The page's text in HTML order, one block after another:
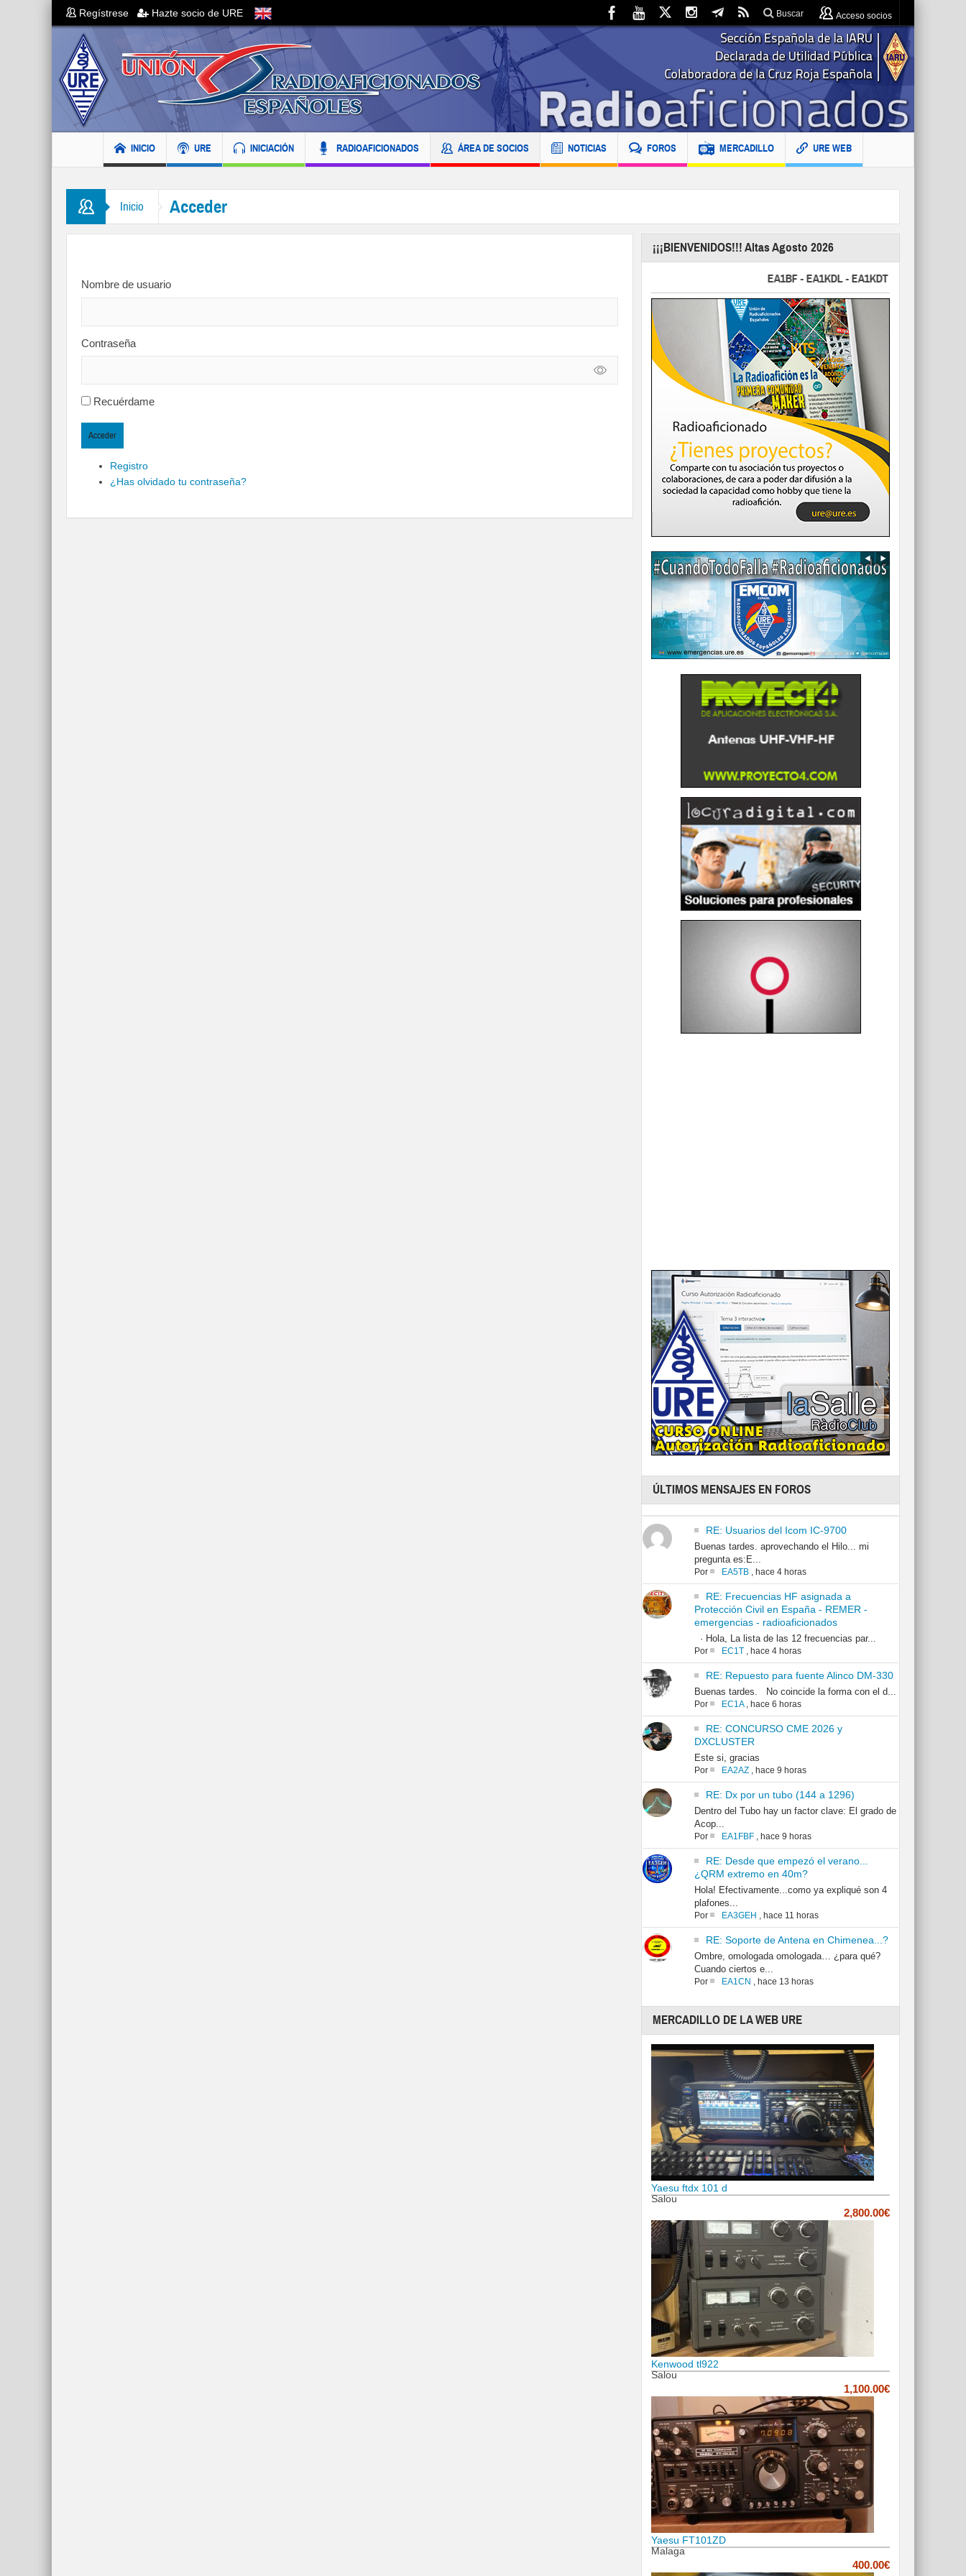
Regístrese Hazte socio de URE Buscar Acceso socios
INICIO URE INICIACIÓN RADIOAFICIONADOS ÁREA DE SOCIOS NOTICIAS FOROS MERCADILLO URE WEB
Inicio Acceder
Nombre de usuario
Contraseña
Recuérdame
Acceder
Registro
¿Has olvidado tu contraseña?
¡¡¡BIENVENIDOS!!! Altas Agosto 2026
EA1BF - EA1KDL - EA1KDT - EA2FBJ - EA2FJU
ÚLTIMOS MENSAJES EN FOROS
RE: Usuarios del Icom IC-9700
Buenas tardes. aprovechando el Hilo... mi
pregunta es:E...
Por EA5TB, hace 4 horas
RE: Frecuencias HF asignada a
Protección Civil en España - REMER -
emergencias - radioaficionados
· Hola, La lista de las 12 frecuencias par...
Por EC1T, hace 4 horas
RE: Repuesto para fuente Alinco DM-330
Buenas tardes. No coincide la forma con el d...
Por EC1A, hace 6 horas
RE: CONCURSO CME 2026 y
DXCLUSTER
Este si, gracias
Por EA2AZ, hace 9 horas
RE: Dx por un tubo (144 a 1296)
Dentro del Tubo hay un factor clave: El grado de
Acop...
Por EA1FBF, hace 9 horas
RE: Desde que empezó el verano...
¿QRM extremo en 40m?
Hola! Efectivamente...como ya expliqué son 4
plafones...
Por EA3GEH , hace 11 horas
RE: Soporte de Antena en Chimenea...?
Ombre, omologada omologada… ¿para qué?
Cuando ciertos e...
Por EA1CN , hace 13 horas
MERCADILLO DE LA WEB URE
Yaesu ftdx 101 d
Salou
2,800.00€
Kenwood tl922
Salou
1,100.00€
Yaesu FT101ZD
Malaga
400.00€